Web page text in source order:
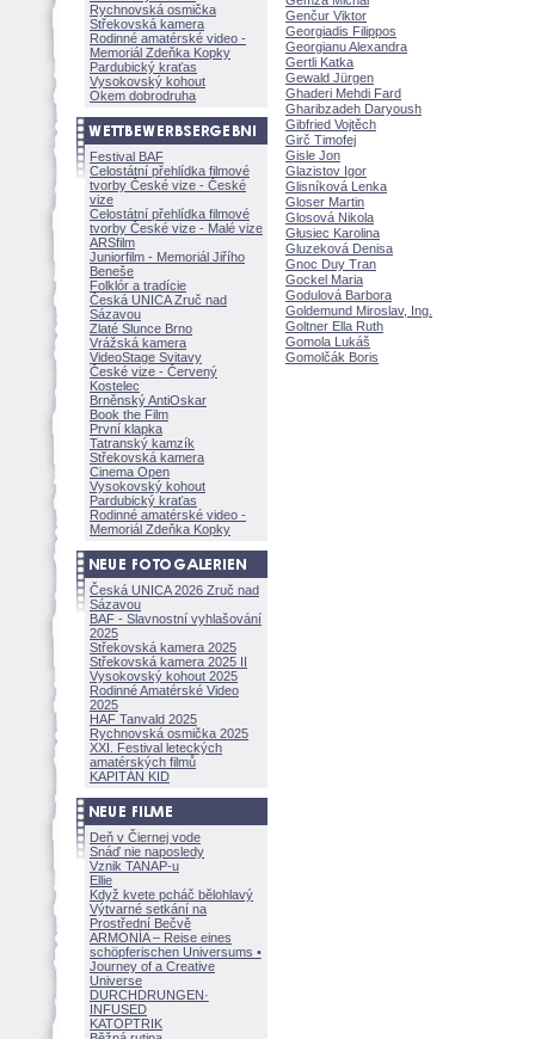
Rychnovská osmička
Střekovská kamera
Rodinné amatérské video -
Memoriál Zdeňka Kopky
Pardubický kraťas
Vysokovský kohout
Okem dobrodruha
Festival BAF
Celostátní přehlídka filmové
tvorby České vize - České
vize
Celostátní přehlídka filmové
tvorby České vize - Malé vize
ARSfilm
Juniorfilm - Memoriál Jiřího
Beneše
Folklór a tradície
Česká UNICA Zruč nad
Sázavou
Zlaté Slunce Brno
Vrážská kamera
VideoStage Svitavy
České vize - Červený
Kostelec
Brněnský AntiOskar
Book the Film
První klapka
Tatranský kamzík
Střekovská kamera
Cinema Open
Vysokovský kohout
Pardubický kraťas
Rodinné amatérské video -
Memoriál Zdeňka Kopky
Česká UNICA 2026 Zruč nad
Sázavou
BAF - Slavnostní vyhlašování
2025
Střekovská kamera 2025
Střekovská kamera 2025 II
Vysokovský kohout 2025
Rodinné Amatérské Video
2025
HAF Tanvald 2025
Rychnovská osmička 2025
XXI. Festival leteckých
amatérských filmů
KAPITÁN KID
Deň v Čiernej vode
Snáď nie naposledy
Vznik TANAP-u
Ellie
Když kvete pcháč bělohlavý
Výtvarné setkání na
Prostřední Bečvě
ARMONÍA – Reise eines
schöpferischen Universums •
Journey of a Creative
Universe
DURCHDRUNGEN·
INFUSED
KATOPTRIK
Genčur Viktor
Georgiadis Filippos
Georgianu Alexandra
Gertli Katka
Gewald Jürgen
Ghaderi Mehdi Fard
Gharibzadeh Daryoush
Gibfried Vojtěch
Girč Timofej
Gisle Jon
Glazistov Igor
Glisníková Lenka
Gloser Martin
Glosová Nikola
Głusiec Karolina
Gluzeková Denisa
Gnoc Duy Tran
Gockel Maria
Godulová Barbora
Goldemund Miroslav, Ing.
Goltner Ella Ruth
Gomola Luk
Gomolčák Boris